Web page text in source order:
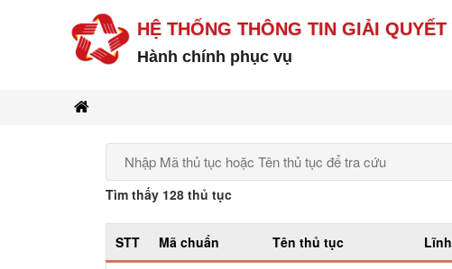
HỆ THỐNG THÔNG TIN GIẢI
Hành chính phục vụ
Tìm thấy 128 thủ tục
STT Mã chuẩn Tên thủ tục